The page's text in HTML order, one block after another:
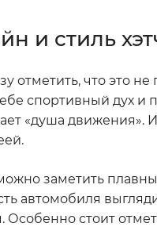
и стиль
отметить, что это
спортивный дух и
«душа движения».
заметить
автомобиля
стоит